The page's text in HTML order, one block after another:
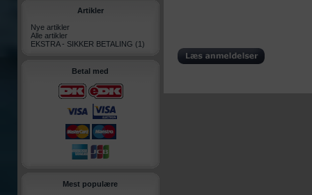
Artikler
Nye artikler
Alle artikler
EKSTRA - SIKKER BETALING (1)
Betal med
Mest populære